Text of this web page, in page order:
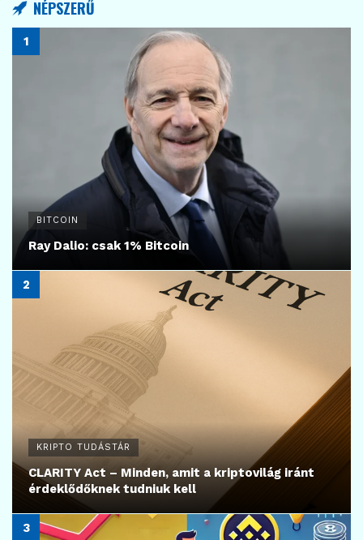
NÉPSZERŰ
BITCOIN
Ray Dalio: csak 1% Bitcoin
KRIPTO TUDÁSTÁR
CLARITY Act – Minden, amit a kriptovilág iránt
érdeklődőknek tudniuk kell